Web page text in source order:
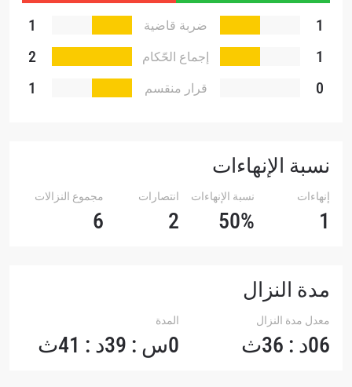
1 ضربة قاضية
1
1
إجماع الحّكام
2
0
قرار منقسم 1
نسبة الإنهاءات
إنهاءات
1
نسبة الإنهاءات
50%
انتصارات
2
مجموع النزالات
6
مدة النزال
معدل مدة النزال
06د : 36ث
المدة
0س : 39د : 41ث